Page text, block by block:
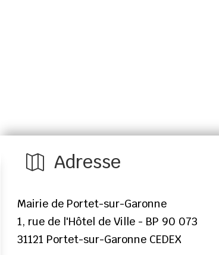
 Adresse
Mairie de Portet-sur-Garonne
1, rue de l'Hôtel de Ville - BP 90 073
31121 Portet-sur-Garonne CEDEX